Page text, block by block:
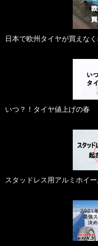
日本で欧州タイヤが買えなく
いつ？！タイヤ値上げの春
スタッドレス用アルミホイ